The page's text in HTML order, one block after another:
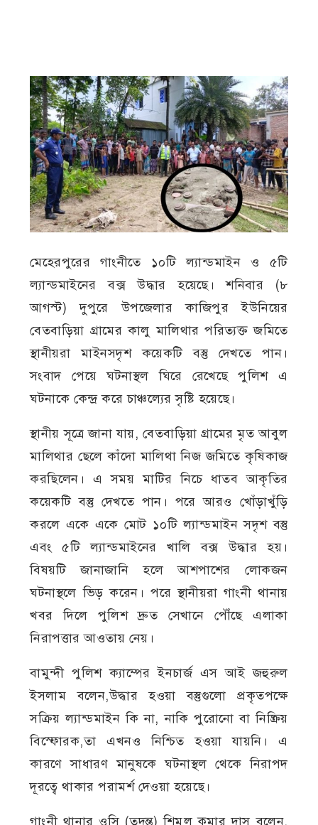
মেহেরপুরের গাংনীতে ১০টি ল্যান্ডমাইন ও ৫টি
ল্যান্ডমাইনের বক্স উদ্ধার হয়েছে। শনিবার (৮
আগস্ট) দুপুরে উপজেলার কাজিপুর ইউনিয়ের
বেতবাড়িয়া গ্রামের কালু মালিথার পরিত্যক্ত জমিতে
স্থানীয়রা মাইনসদৃশ কয়েকটি বস্তু দেখতে পান।
সংবাদ পেয়ে ঘটনাস্থল ঘিরে রেখেছে পুলিশ এ
ঘটনাকে কেন্দ্র করে চাঞ্চল্যের সৃষ্টি হয়েছে।
স্থানীয় সূত্রে জানা যায়, বেতবাড়িয়া গ্রামের মৃত আবুল
মালিথার ছেলে কাঁদো মালিথা নিজ জমিতে কৃষিকাজ
করছিলেন। এ সময় মাটির নিচে ধাতব আকৃতির
কয়েকটি বস্তু দেখতে পান। পরে আরও খোঁড়াখুঁড়ি
করলে একে একে মোট ১০টি ল্যান্ডমাইন সদৃশ বস্তু
এবং ৫টি ল্যান্ডমাইনের খালি বক্স উদ্ধার হয়।
বিষয়টি জানাজানি হলে আশপাশের লোকজন
ঘটনাস্থলে ভিড় করেন। পরে স্থানীয়রা গাংনী থানায়
খবর দিলে পুলিশ দ্রুত সেখানে পৌঁছে এলাকা
নিরাপত্তার আওতায় নেয়।
বামুন্দী পুলিশ ক্যাম্পের ইনচার্জ এস আই জহুরুল
ইসলাম বলেন,উদ্ধার হওয়া বস্তুগুলো প্রকৃতপক্ষে
সক্রিয় ল্যান্ডমাইন কি না, নাকি পুরোনো বা নিষ্ক্রিয়
বিস্ফোরক,তা এখনও নিশ্চিত হওয়া যায়নি। এ
কারণে সাধারণ মানুষকে ঘটনাস্থল থেকে নিরাপদ
দূরত্বে থাকার পরামর্শ দেওয়া হয়েছে।
গাংনী থানার ওসি (তদন্ত) শিমুল কুমার দাস বলেন,